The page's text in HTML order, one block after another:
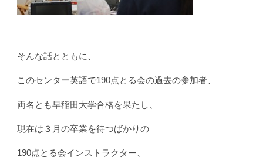
そんな話とともに、
このセンター英語で190点とる会の過去の参加者、
両名とも早稲田大学合格を果たし、
現在は３月の卒業を待つばかりの
190点とる会インストラクター、